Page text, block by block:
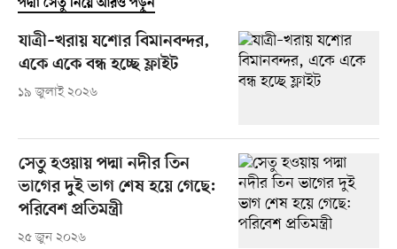
পদ্মা সেতু নিয়ে আরও পড়ুন
যাত্রী–খরায় যশোর বিমানবন্দর,
একে একে বন্ধ হচ্ছে ফ্লাইট
১৯ জুলাই ২০২৬
সেতু হওয়ায় পদ্মা নদীর তিন
ভাগের দুই ভাগ শেষ হয়ে গেছে:
পরিবেশ প্রতিমন্ত্রী
২৫ জুন ২০২৬